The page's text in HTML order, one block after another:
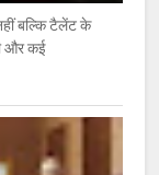
बल्कि टैलेंट के
और कई